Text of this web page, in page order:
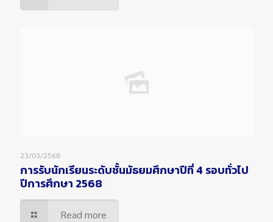
23/03/2568
การรับนักเรียนระดับชั้นมัธยมศึกษาปีที่ 4 รอบทั่วไป
ปีการศึกษา 2568
Read more